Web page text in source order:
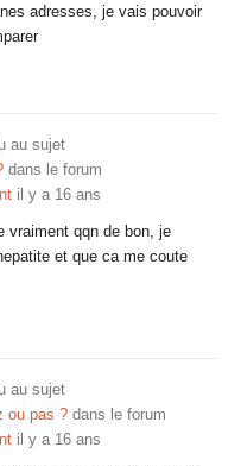
adresses, je vais pouvoir
au sujet
dans le forum
il y a 16 ans
vraiment qqn de bon, je
et que ca me coute
au sujet
ou pas ? dans le forum
il y a 16 ans